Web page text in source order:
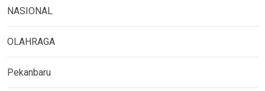
NASIONAL
OLAHRAGA
Pekanbaru